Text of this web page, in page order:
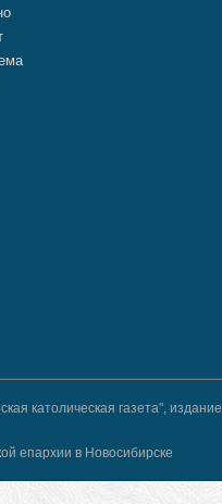
католическая газета",
епархии в Новосибирске